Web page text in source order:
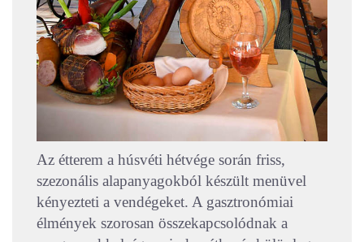
Az étterem a húsvéti hétvége során friss,
szezonális alapanyagokból készült menüvel
kényezteti a vendégeket. A gasztronómiai
élmények szorosan összekapcsolódnak a